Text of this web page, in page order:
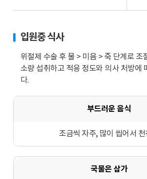
입원중 식사
위절제 수술 후 물 > 미음 > 죽 단계로 조
소량 섭취하고 적응 정도와 의사 처방에
다.
부드러운 음식
조금씩 자주, 많이 씹어서 천
국물은 삼가